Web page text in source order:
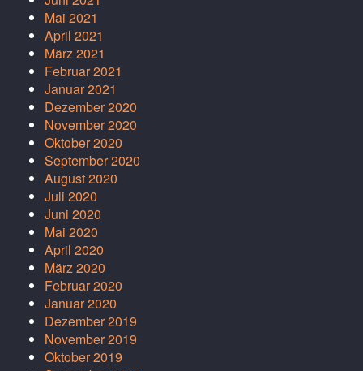
Mai 2021
April 2021
März 2021
Februar 2021
Januar 2021
Dezember 2020
November 2020
Oktober 2020
September 2020
August 2020
Juli 2020
Juni 2020
Mai 2020
April 2020
März 2020
Februar 2020
Januar 2020
Dezember 2019
November 2019
Oktober 2019